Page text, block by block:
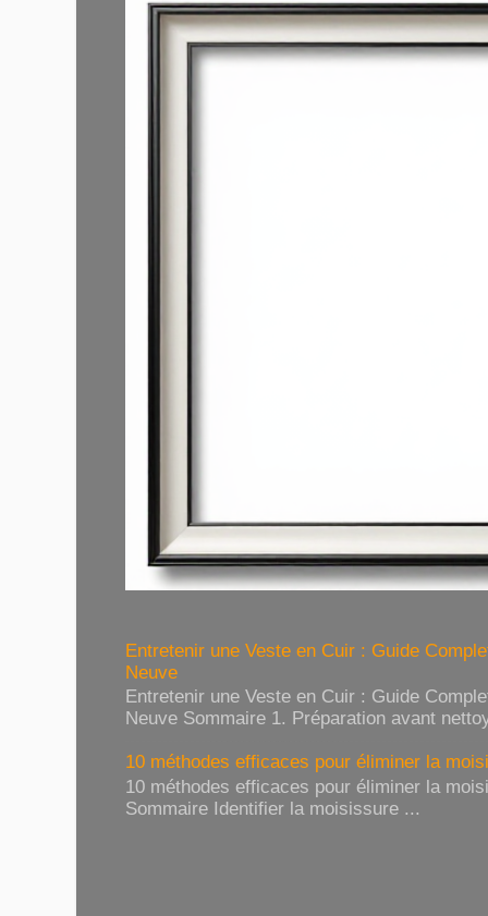
Entretenir une Veste en Cuir : Guide
Neuve
Entretenir une Veste en Cuir : Guide
Neuve Sommaire 1. Préparation avant
10 méthodes efficaces pour éliminer la
10 méthodes efficaces pour éliminer la
Sommaire Identifier la moisissure ...